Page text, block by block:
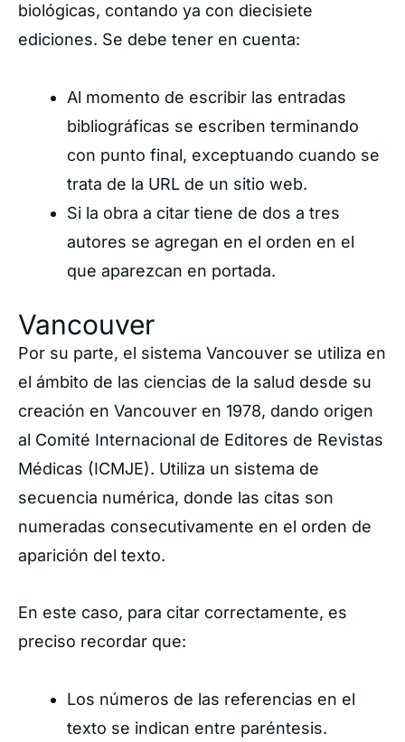
biológicas, contando ya con diecisiete
ediciones. Se debe tener en cuenta:
Al momento de escribir las entradas
bibliográficas se escriben terminando
con punto final, exceptuando cuando se
trata de la URL de un sitio web.
Si la obra a citar tiene de dos a tres
autores se agregan en el orden en el
que aparezcan en portada.
Vancouver
Por su parte, el sistema Vancouver se utiliza en
el ámbito de las ciencias de la salud desde su
creación en Vancouver en 1978, dando origen
al Comité Internacional de Editores de Revistas
Médicas (ICMJE). Utiliza un sistema de
secuencia numérica, donde las citas son
numeradas consecutivamente en el orden de
aparición del texto.
En este caso, para citar correctamente, es
preciso recordar que:
Los números de las referencias en el
texto se indican entre paréntesis.